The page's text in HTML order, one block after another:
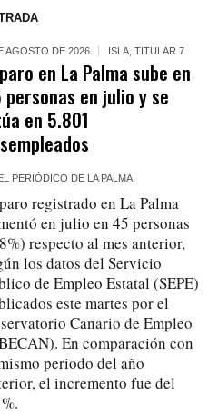
AGOSTO DE 2026 ISLA ,TITULAR 7
en La Palma sube en
personas en julio y se
en 5.801
PERIÓDICO DE LA PALMA
registrado en La Palma
en julio en 45 personas
respecto al mes anterior,
los datos del Servicio
de Empleo Estatal (SEPE)
este martes por el
Canario de Empleo
En comparación con
periodo del año
el incremento fue del